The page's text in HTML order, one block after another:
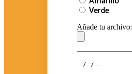
Verde
Añade tu archivo: